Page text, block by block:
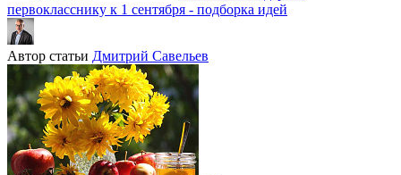
первокласснику к 1 сентября - подборка идей
Автор статьи Дмитрий Савельев